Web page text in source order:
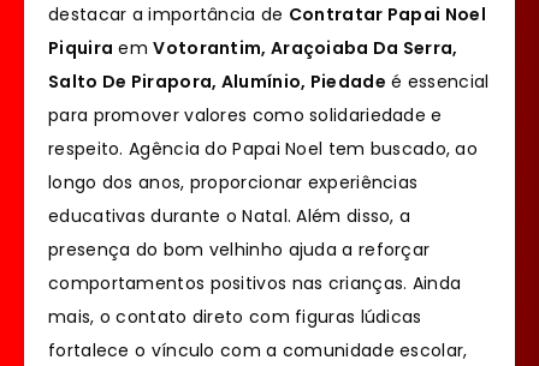
destacar a importância de Contratar Papai Noel
Piquira emVotorantim, Araçoiaba Da Serra,
Salto De Pirapora, Alumínio, Piedade é essencial
para promover valores como solidariedade e
respeito. Agência do Papai Noel tem buscado, ao
longo dos anos, proporcionar experiências
educativas durante o Natal. Além disso, a
presença do bom velhinho ajuda a reforçar
comportamentos positivos nas crianças. Ainda
mais, o contato direto com figuras lúdicas
fortalece o vínculo com a comunidade escolar,